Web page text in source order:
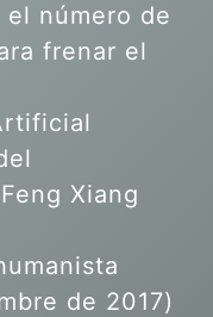
número de
frenar el
Xiang
de 2017)